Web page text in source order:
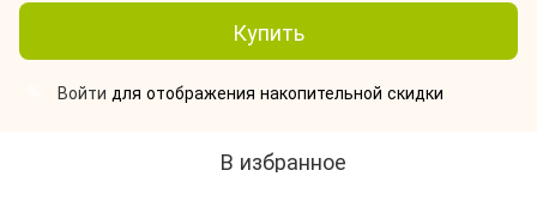
Купить
Войти для отображения накопительной скидки
В избранное